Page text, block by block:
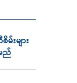
းများ
ည်